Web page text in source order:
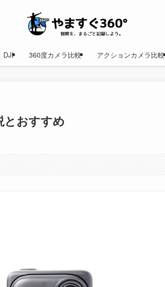
DJI 360度カメラ比較 アクションカメラ比較
とおすすめ